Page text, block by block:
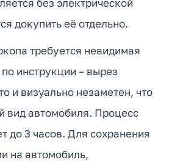
без электрической
докупить её отдельно.
требуется невидимая
инструкции – вырез
и визуально незаметен, что
вид автомобиля. Процесс
до 3 часов. Для сохранения
на автомобиль,